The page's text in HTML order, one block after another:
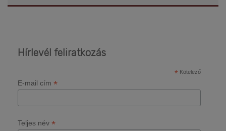
Hírlevél feliratkozás
* Kötelező
E-mail cím *
Teljes név *